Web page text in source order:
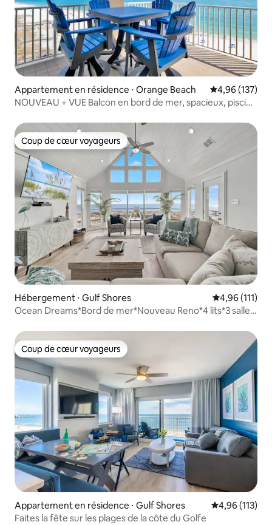
Appartement en résidence ⋅ Orange Beach Évaluation
4,96 (137)
NOUVEAU + VUE Balcon en bord de mer, spacieux, piscine
Coup de cœur voyageurs
Coup de cœur voyageurs
Hébergement ⋅ Gulf Shores Évaluation
4,96 (111)
Ocean Dreams*Bord de mer*Nouveau Reno*4 lits*3 salles
Coup de cœur voyageurs
Coup de cœur voyageurs
Appartement en résidence ⋅ Gulf Shores Évaluation
4,96 (113)
Faites la fête sur les plages de la côte du Golfe